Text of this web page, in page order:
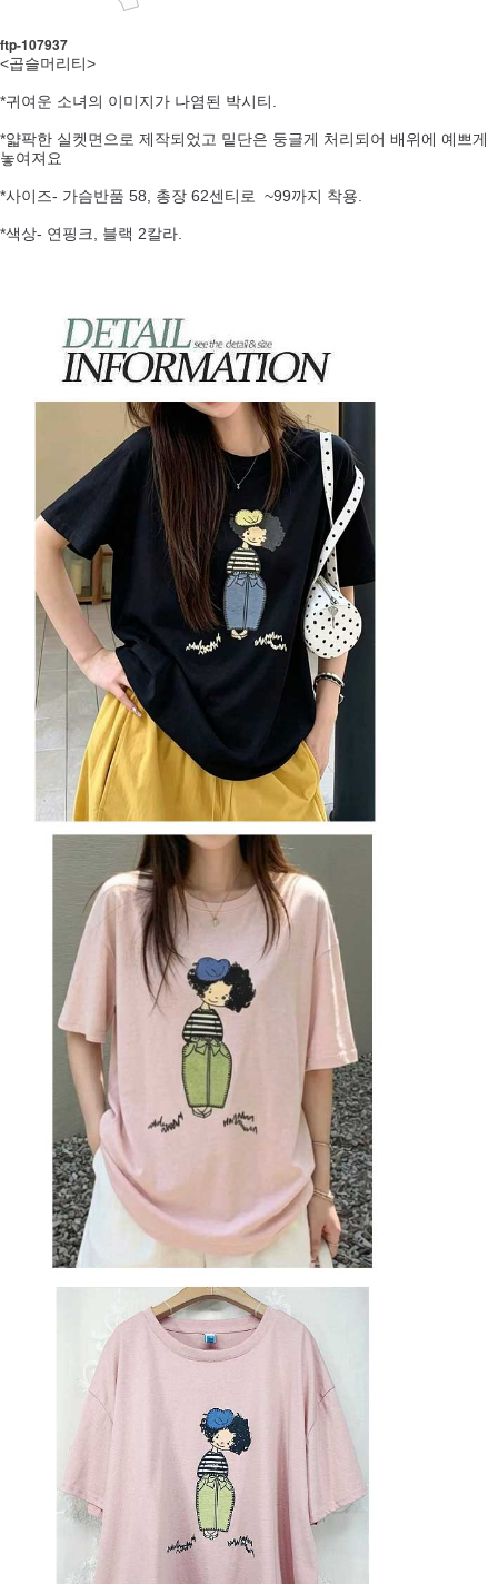
ftp- 107937
<곱슬머리티>
*귀여운 소녀의 이미지가 나염된 박시티.
*얇팍한 실켓면으로 제작되었고 밑단은 둥글게 처리되어 배위에 예쁘게
놓여져요
*사이즈- 가슴반품 58, 총장 62센티로 ~99까지 착용.
*색상- 연핑크, 블랙 2칼라.